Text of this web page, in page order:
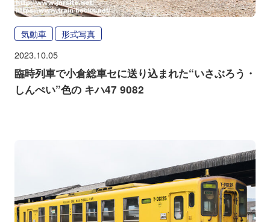
気動車 形式写真
2023.10.05
臨時列車で小倉総車セに送り込まれた“いさぶろう・
しんぺい”色の キハ47 9082